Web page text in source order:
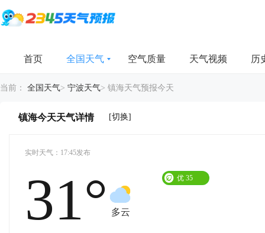
首页 全国天气 空气质量 天气视频 历
当前： 全国天气> 宁波天气> 镇海天气预报今天
镇海今天天气详情 [切换]
实时天气：17:45发布
31° 多云
优 35